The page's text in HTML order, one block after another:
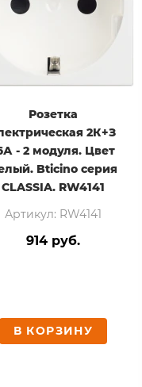
Розетка
2К+З
- 2 модуля. Цвет
Bticino серия
CLASSIA. RW4141
Артикул: RW4141
914 руб.
В КОРЗИНУ